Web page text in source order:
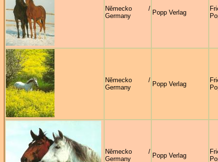
Německo /
Germany
Popp Verlag
Německo /
Germany
Popp Verlag
Německo /
Germany
Popp Verlag